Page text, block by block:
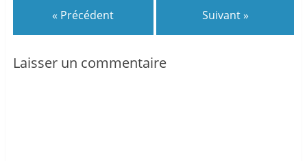
« Précédent Suivant »
Laisser un commentaire